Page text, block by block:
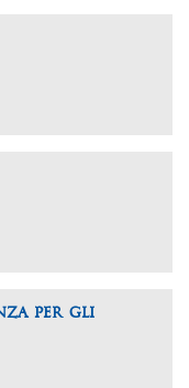
per gli